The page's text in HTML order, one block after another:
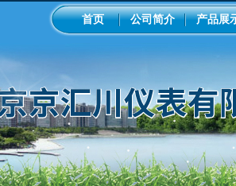
首页 公司简介 产品展